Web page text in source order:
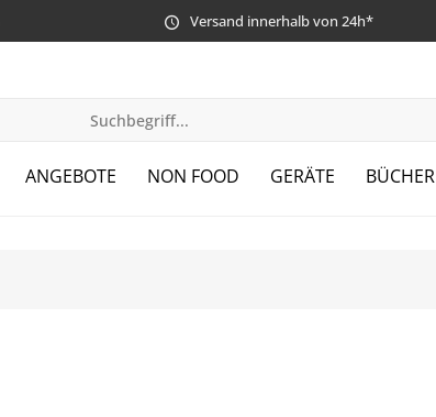
Versand innerhalb von 24h*
ANGEBOTE NON FOOD GERÄTE BÜCHER